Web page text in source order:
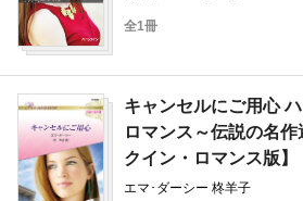
全1冊
キャンセルにご用心
ロマンス～伝説の名
クイン・ロマンス版】
エマ･ダーシー 柊羊子